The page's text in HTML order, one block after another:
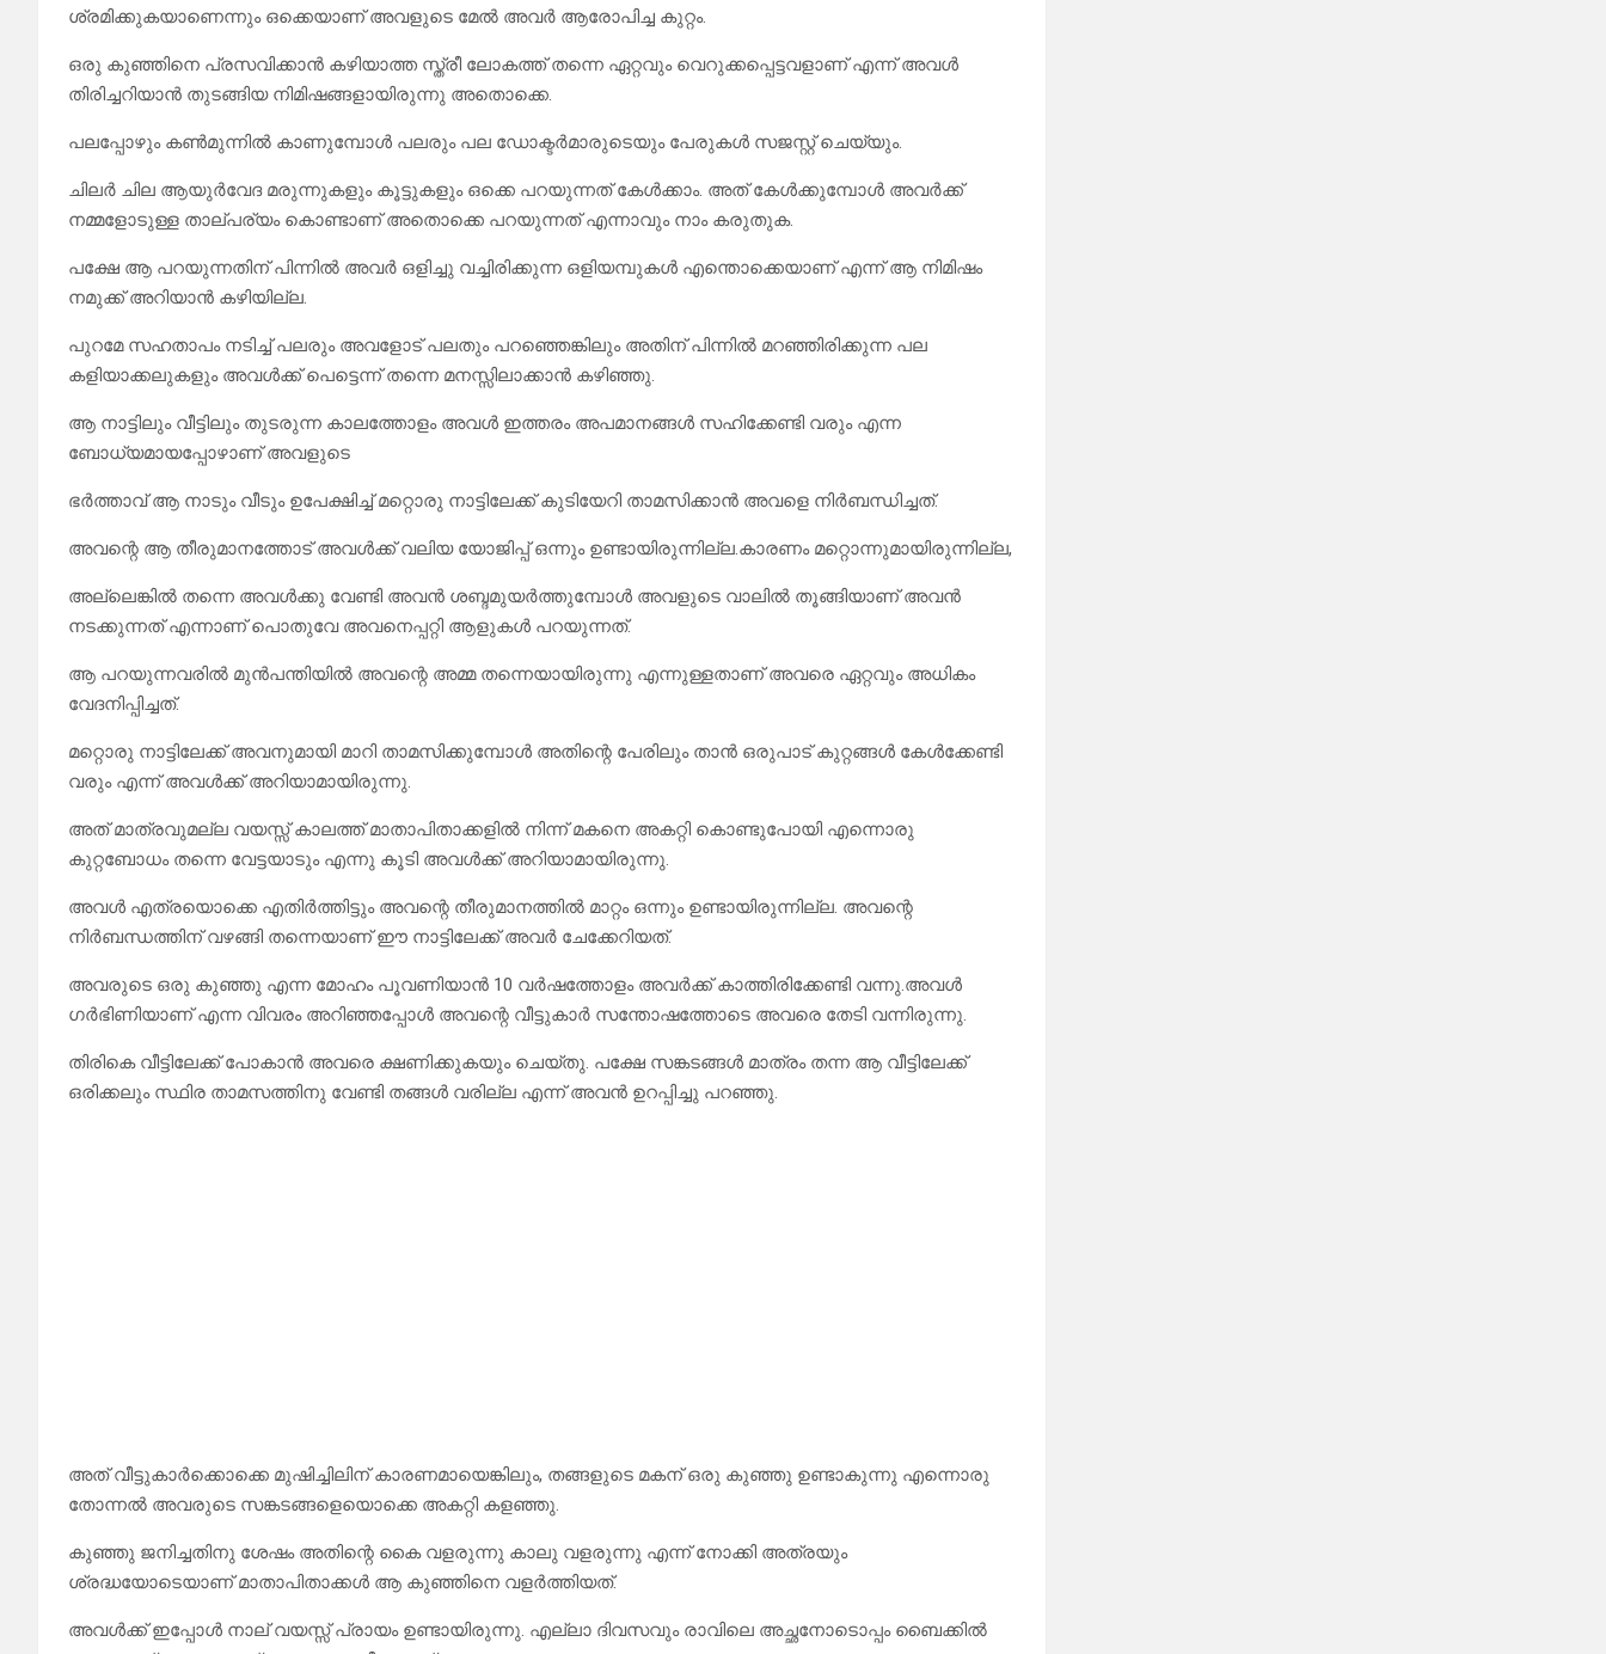
ശ്രമിക്കുകയാണെന്നും ഒക്കെയാണ് അവളുടെ മേൽ അവർ ആരോപിച്ച കുറ്റം.
ഒരു കുഞ്ഞിനെ പ്രസവിക്കാൻ കഴിയാത്ത സ്ത്രീ ലോകത്ത് തന്നെ ഏറ്റവും വെറുക്കപ്പെട്ടവളാണ് എന്ന് അവൾ
തിരിച്ചറിയാൻ തുടങ്ങിയ നിമിഷങ്ങളായിരുന്നു അതൊക്കെ.
പലപ്പോഴും കൺമുന്നിൽ കാണുമ്പോൾ പലരും പല ഡോക്ടർമാരുടെയും പേരുകൾ സജസ്റ്റ് ചെയ്യും.
ചിലർ ചില ആയുർവേദ മരുന്നുകളും കൂട്ടുകളും ഒക്കെ പറയുന്നത് കേൾക്കാം. അത് കേൾക്കുമ്പോൾ അവർക്ക്
നമ്മളോടുള്ള താല്പര്യം കൊണ്ടാണ് അതൊക്കെ പറയുന്നത് എന്നാവും നാം കരുതുക.
പക്ഷേ ആ പറയുന്നതിന് പിന്നിൽ അവർ ഒളിച്ചു വച്ചിരിക്കുന്ന ഒളിയമ്പുകൾ എന്തൊക്കെയാണ് എന്ന് ആ നിമിഷം
നമുക്ക് അറിയാൻ കഴിയില്ല.
പുറമേ സഹതാപം നടിച്ച് പലരും അവളോട് പലതും പറഞ്ഞെങ്കിലും അതിന് പിന്നിൽ മറഞ്ഞിരിക്കുന്ന പല
കളിയാക്കലുകളും അവൾക്ക് പെട്ടെന്ന് തന്നെ മനസ്സിലാക്കാൻ കഴിഞ്ഞു.
ആ നാട്ടിലും വീട്ടിലും തുടരുന്ന കാലത്തോളം അവൾ ഇത്തരം അപമാനങ്ങൾ സഹിക്കേണ്ടി വരും എന്ന
ബോധ്യമായപ്പോഴാണ് അവളുടെ
ഭർത്താവ് ആ നാടും വീടും ഉപേക്ഷിച്ച് മറ്റൊരു നാട്ടിലേക്ക് കുടിയേറി താമസിക്കാൻ അവളെ നിർബന്ധിച്ചത്.
അവന്റെ ആ തീരുമാനത്തോട് അവൾക്ക് വലിയ യോജിപ്പ് ഒന്നും ഉണ്ടായിരുന്നില്ല.കാരണം മറ്റൊന്നുമായിരുന്നില്ല,
അല്ലെങ്കിൽ തന്നെ അവൾക്കു വേണ്ടി അവൻ ശബ്ദമുയർത്തുമ്പോൾ അവളുടെ വാലിൽ തൂങ്ങിയാണ് അവൻ
നടക്കുന്നത് എന്നാണ് പൊതുവേ അവനെപ്പറ്റി ആളുകൾ പറയുന്നത്.
ആ പറയുന്നവരിൽ മുൻപന്തിയിൽ അവന്റെ അമ്മ തന്നെയായിരുന്നു എന്നുള്ളതാണ് അവരെ ഏറ്റവും അധികം
വേദനിപ്പിച്ചത്.
മറ്റൊരു നാട്ടിലേക്ക് അവനുമായി മാറി താമസിക്കുമ്പോൾ അതിന്റെ പേരിലും താൻ ഒരുപാട് കുറ്റങ്ങൾ കേൾക്കേണ്ടി
വരും എന്ന് അവൾക്ക് അറിയാമായിരുന്നു.
അത് മാത്രവുമല്ല വയസ്സ് കാലത്ത് മാതാപിതാക്കളിൽ നിന്ന് മകനെ അകറ്റി കൊണ്ടുപോയി എന്നൊരു
കുറ്റബോധം തന്നെ വേട്ടയാടും എന്നു കൂടി അവൾക്ക് അറിയാമായിരുന്നു.
അവൾ എത്രയൊക്കെ എതിർത്തിട്ടും അവന്റെ തീരുമാനത്തിൽ മാറ്റം ഒന്നും ഉണ്ടായിരുന്നില്ല. അവന്റെ
നിർബന്ധത്തിന് വഴങ്ങി തന്നെയാണ് ഈ നാട്ടിലേക്ക് അവർ ചേക്കേറിയത്.
അവരുടെ ഒരു കുഞ്ഞു എന്ന മോഹം പൂവണിയാൻ 10 വർഷത്തോളം അവർക്ക് കാത്തിരിക്കേണ്ടി വന്നു.അവൾ
ഗർഭിണിയാണ് എന്ന വിവരം അറിഞ്ഞപ്പോൾ അവന്റെ വീട്ടുകാർ സന്തോഷത്തോടെ അവരെ തേടി വന്നിരുന്നു.
തിരികെ വീട്ടിലേക്ക് പോകാൻ അവരെ ക്ഷണിക്കുകയും ചെയ്തു. പക്ഷേ സങ്കടങ്ങൾ മാത്രം തന്ന ആ വീട്ടിലേക്ക്
ഒരിക്കലും സ്ഥിര താമസത്തിനു വേണ്ടി തങ്ങൾ വരില്ല എന്ന് അവൻ ഉറപ്പിച്ചു പറഞ്ഞു.
അത് വീട്ടുകാർക്കൊക്കെ മുഷിച്ചിലിന് കാരണമായെങ്കിലും, തങ്ങളുടെ മകന് ഒരു കുഞ്ഞു ഉണ്ടാകുന്നു എന്നൊരു
തോന്നൽ അവരുടെ സങ്കടങ്ങളെയൊക്കെ അകറ്റി കളഞ്ഞു.
കുഞ്ഞു ജനിച്ചതിനു ശേഷം അതിന്റെ കൈ വളരുന്നു കാലു വളരുന്നു എന്ന് നോക്കി അത്രയും
ശ്രദ്ധയോടെയാണ് മാതാപിതാക്കൾ ആ കുഞ്ഞിനെ വളർത്തിയത്.
അവൾക്ക് ഇപ്പോൾ നാല് വയസ്സ് പ്രായം ഉണ്ടായിരുന്നു. എല്ലാ ദിവസവും രാവിലെ അച്ഛനോടൊപ്പം ബൈക്കിൽ